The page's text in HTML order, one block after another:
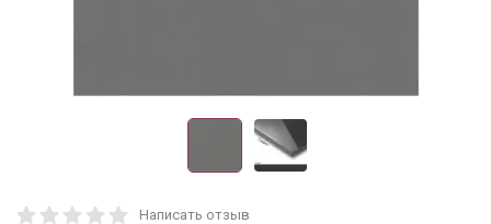
Написать отзыв